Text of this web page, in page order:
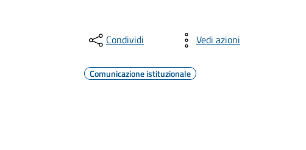
Condividi Vedi azioni
Comunicazione istituzionale